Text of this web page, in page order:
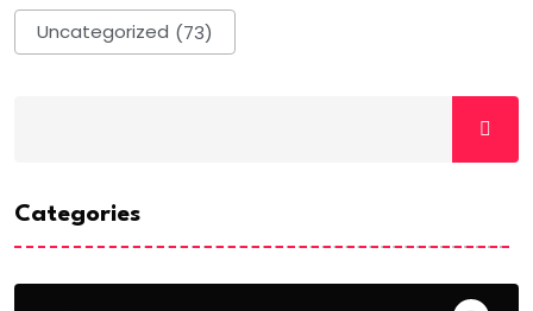
Uncategorized (73)
Categories